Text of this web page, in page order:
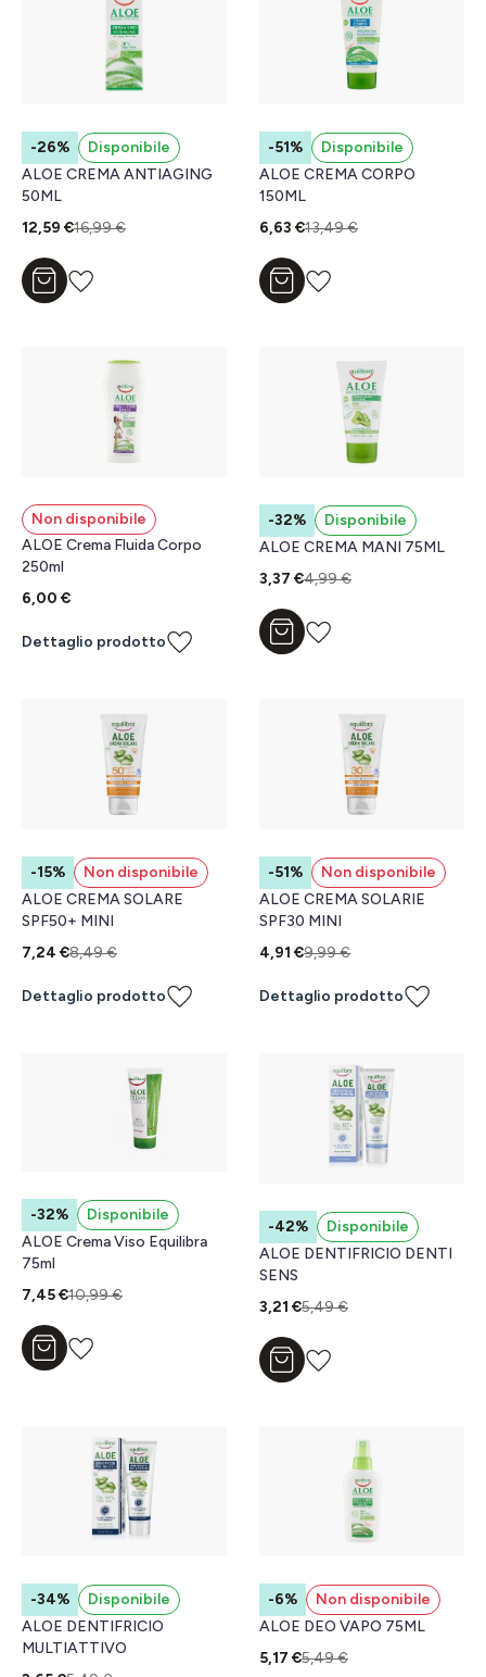
-26%
Disponibile
ALOE CREMA ANTIAGING
50ML
12,59 €16,99 €
Aggiungi al carrello
-51%
Disponibile
ALOE CREMA CORPO
150ML
6,63 €13,49 €
Aggiungi al carrello
Non disponibile
ALOE Crema Fluida Corpo
250ml
6,00 €
Dettaglio prodotto
-32%
Disponibile
ALOE CREMA MANI 75ML
3,37 €4,99 €
Aggiungi al carrello
-15%
Non disponibile
ALOE CREMA SOLARE
SPF50+ MINI
7,24 €8,49 €
Dettaglio prodotto
-51%
Non disponibile
ALOE CREMA SOLARIE
SPF30 MINI
4,91 €9,99 €
Dettaglio prodotto
-32%
Disponibile
ALOE Crema Viso Equilibra
75ml
7,45 €10,99 €
Aggiungi al carrello
-42%
Disponibile
ALOE DENTIFRICIO DENTI
SENS
3,21 €5,49 €
Aggiungi al carrello
-34%
Disponibile
ALOE DENTIFRICIO
MULTIATTIVO
-6%
Non disponibile
ALOE DEO VAPO 75ML
5,17 €5,49 €